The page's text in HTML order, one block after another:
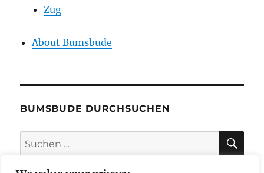
Zug
About Bumsbude
BUMSBUDE DURCHSUCHEN
Suche
nach: